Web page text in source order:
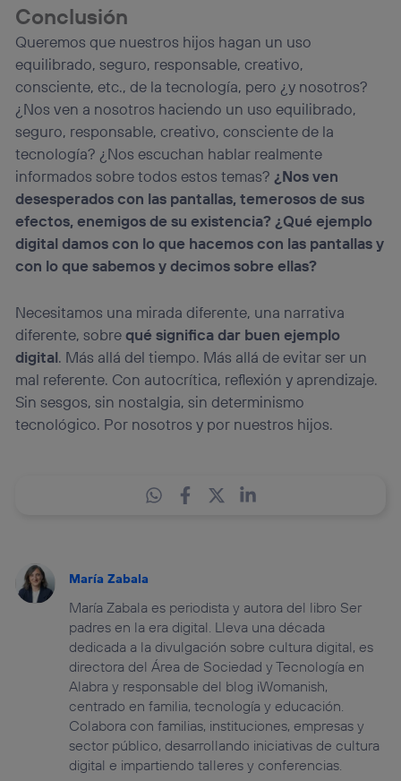
Conclusión
Queremos que nuestros hijos hagan un uso
equilibrado, seguro, responsable, creativo,
consciente, etc., de la tecnología, pero ¿y nosotros?
¿Nos ven a nosotros haciendo un uso equilibrado,
seguro, responsable, creativo, consciente de la
tecnología? ¿Nos escuchan hablar realmente
informados sobre todos estos temas? ¿Nos ven
desesperados con las pantallas, temerosos de sus
efectos, enemigos de su existencia? ¿Qué ejemplo
digital damos con lo que hacemos con las pantallas y
con lo que sabemos y decimos sobre ellas?
Necesitamos una mirada diferente, una narrativa
diferente, sobrequé significa dar buen ejemplo
digital. Más allá del tiempo. Más allá de evitar ser un
mal referente. Con autocrítica, reflexión y aprendizaje.
Sin sesgos, sin nostalgia, sin determinismo
tecnológico. Por nosotros y por nuestros hijos.
María Zabala
María Zabala es periodista y autora del libro Ser
padres en la era digital. Lleva una década
dedicada a la divulgación sobre cultura digital, es
directora del Área de Sociedad y Tecnología en
Alabra y responsable del blog iWomanish,
centrado en familia, tecnología y educación.
Colabora con familias, instituciones, empresas y
sector público, desarrollando iniciativas de cultura
digital e impartiendo talleres y conferencias.